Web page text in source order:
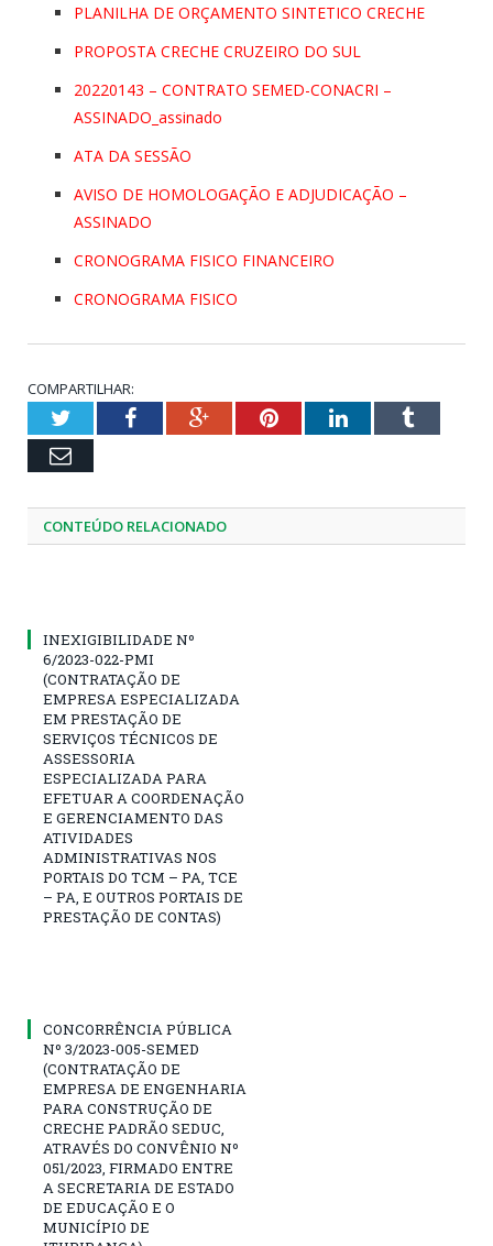
PLANILHA DE ORÇAMENTO SINTETICO CRECHE
PROPOSTA CRECHE CRUZEIRO DO SUL
20220143 – CONTRATO SEMED-CONACRI –
ASSINADO_assinado
ATA DA SESSÃO
AVISO DE HOMOLOGAÇÃO E ADJUDICAÇÃO –
ASSINADO
CRONOGRAMA FISICO FINANCEIRO
CRONOGRAMA FISICO
COMPARTILHAR:
TwitterFacebookGoogle+PinterestLinkedInTumblr
Email
CONTEÚDO RELACIONADO
INEXIGIBILIDADE Nº
6/2023-022-PMI
(CONTRATAÇÃO DE
EMPRESA ESPECIALIZADA
EM PRESTAÇÃO DE
SERVIÇOS TÉCNICOS DE
ASSESSORIA
ESPECIALIZADA PARA
EFETUAR A COORDENAÇÃO
E GERENCIAMENTO DAS
ATIVIDADES
ADMINISTRATIVAS NOS
PORTAIS DO TCM – PA, TCE
– PA, E OUTROS PORTAIS DE
PRESTAÇÃO DE CONTAS)
CONCORRÊNCIA PÚBLICA
Nº 3/2023-005-SEMED
(CONTRATAÇÃO DE
EMPRESA DE ENGENHARIA
PARA CONSTRUÇÃO DE
CRECHE PADRÃO SEDUC,
ATRAVÉS DO CONVÊNIO Nº
051/2023, FIRMADO ENTRE
A SECRETARIA DE ESTADO
DE EDUCAÇÃO E O
MUNICÍPIO DE